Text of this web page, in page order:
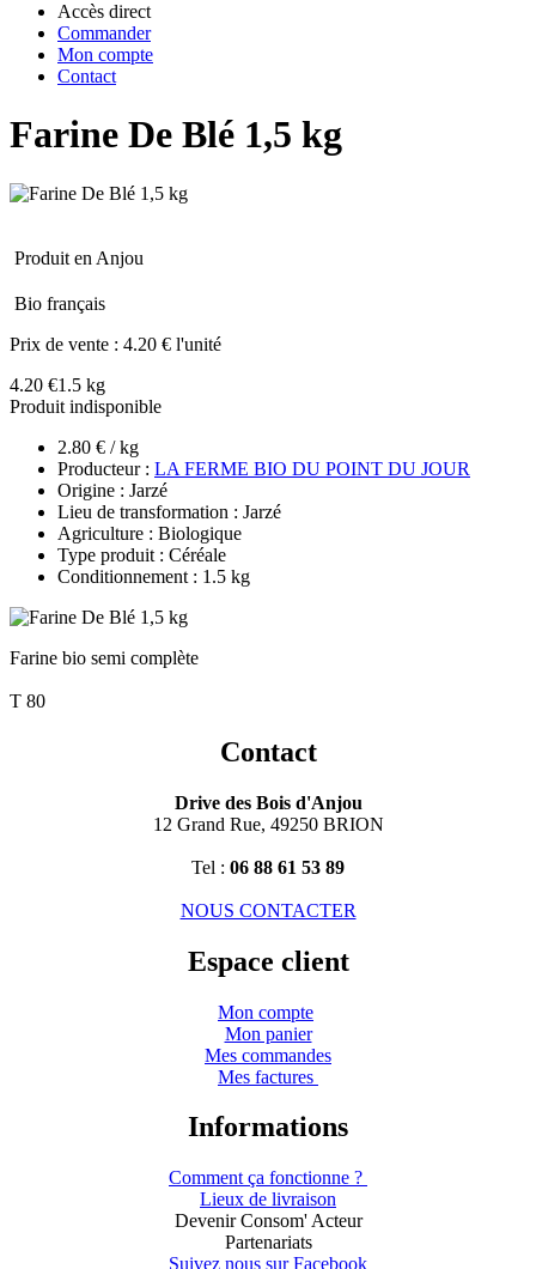
Accès direct
Commander
Mon compte
Contact
Farine De Blé 1,5 kg
Produit en Anjou
Bio français
Prix de vente : 4.20 € l'unité
4.20 €1.5 kg
Produit indisponible
2.80 € / kg
Producteur : LA FERME BIO DU POINT DU JOUR
Origine : Jarzé
Lieu de transformation : Jarzé
Agriculture : Biologique
Type produit : Céréale
Conditionnement : 1.5 kg
Farine bio semi complète
T 80
Contact
Drive des Bois d'Anjou
12 Grand Rue, 49250 BRION
Tel : 06 88 61 53 89
NOUS CONTACTER
Espace client
Mon compte
Mon panier
Mes commandes
Mes factures
Informations
Comment ça fonctionne ?
Lieux de livraison
Devenir Consom' Acteur
Partenariats
Suivez nous sur Facebook